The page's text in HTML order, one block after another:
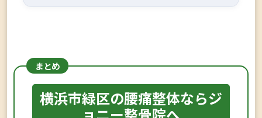
ます。
「病院で『異常なし』と言われたけれど、ま
だ腰が痛い」という方は、ぜひ当院にご相談
ください。筋肉や関節の機能的な問題に対し
詳しくは当院のYouTubeをご覧ください。た
だし、痛みが強い時は無理に行わず、一度当
院で状態を診させてください。
A5 ご安心ください。当院では、バキバキと音を
節に優しい圧をかけるソフトな矯正が中心で
す。お一人お一人の状態や好みに合わせて強
さを調整しますので、揉み返しが不安な方
や、ご年配の方、女性の方でも安心して受け
まとめ
横浜市緑区の腰痛整体ならジ